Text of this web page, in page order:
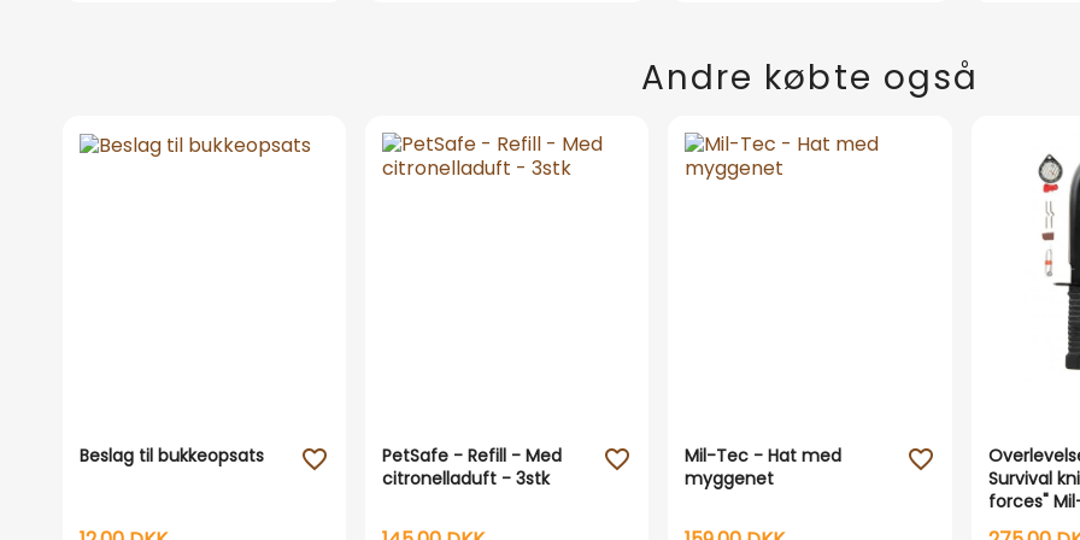
Andre købte også
Beslag til bukkeopsats favorite_outline
PetSafe - Refill - Med
citronelladuft - 3stk
favorite_outline
Mil-Tec - Hat med
myggenet
favorite_outline
Survival
forces"